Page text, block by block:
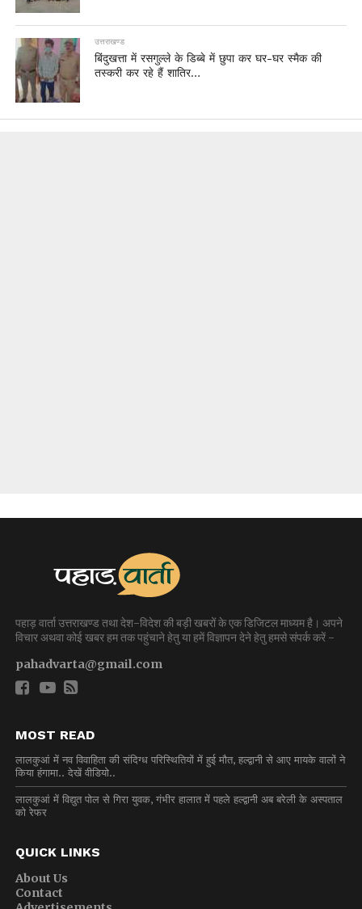
उत्तराखण्ड
बिंदुखत्ता में रसगुल्ले के डिब्बे में छुपा कर घर-घर स्मैक की
तस्करी कर रहे हैं शातिर…
पहाड़ वार्ता उत्तराखण्ड तथा देश-विदेश की बड़ी खबरों के एक डिजिटल माध्यम है। अपने
विचार अथवा कोई खबर हम तक पहुंचाने हेतु या हमें विज्ञापन देने हेतु हमसे संपर्क करें -
pahadvarta@gmail.com
MOST READ
लालकुआं में नव विवाहिता की संदिग्ध परिस्थितियों में हुई मौत, हल्द्वानी से आए मायके वालों ने
किया हंगामा.. देखें वीडियो..
लालकुआं में विद्युत पोल से गिरा युवक, गंभीर हालात में पहले हल्द्वानी अब बरेली के अस्पताल
को रेफर
QUICK LINKS
About Us
Contact